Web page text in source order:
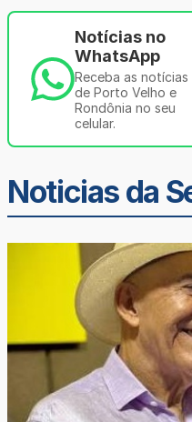
Notícias no
WhatsApp
Receba as notícias
de Porto Velho e
Rondônia no seu
celular.
Noticias da